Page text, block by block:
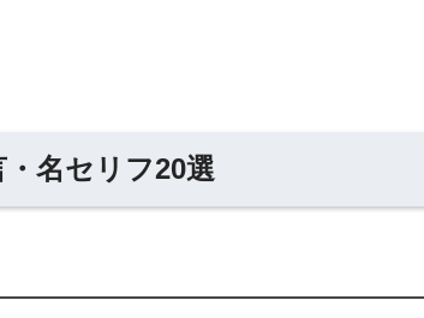
名セリフ20選